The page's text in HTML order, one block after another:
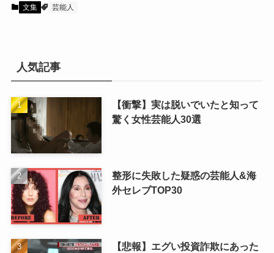
文集 芸能人
人気記事
【衝撃】実は脱いでいたと知って
驚く女性芸能人30選
整形に失敗した疑惑の芸能人&海
外セレブTOP30
【悲報】エグい投資詐欺にあった